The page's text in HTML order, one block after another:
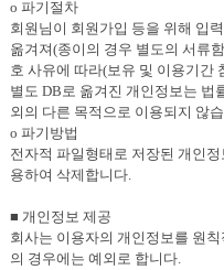
o 파기절차
회원님이 회원가입 등을 위해 입
옮겨져(종이의 경우 별도의 서류
호 사유에 따라(보유 및 이용기간
별도 DB로 옮겨진 개인정보는 법
외의 다른 목적으로 이용되지 않
o 파기방법
전자적 파일형태로 저장된 개인
용하여 삭제합니다.
■ 개인정보 제공
회사는 이용자의 개인정보를 원
의 경우에는 예외로 합니다.